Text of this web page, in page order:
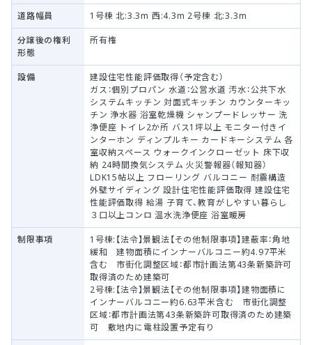
道路幅員 1号棟 北:3.3m 西:4.3m 2号棟 北:3.3m
分譲後の権利
形態
所有権
設備
建設住宅性能評価取得（予定含む）
ガス：個別プロパン 水道：公営水道 汚水：公共下水
システムキッチン 対面式キッチン カウンターキッ
チン 浄水器 浴室乾燥機 シャンプードレッサー 洗
浄便座 トイレ2か所 バス1坪以上 モニター付きイ
ンターホン ディンプルキー カードキーシステム 各
室収納スペース ウォークインクローゼット 床下収
納 24時間換気システム 火災警報器（報知器）
LDK15帖以上 フローリング バルコニー 耐震構造
外壁サイディング 設計住宅性能評価取得 建設住宅
性能評価取得 給湯 子育て、教育がしやすい暮らし
３口以上コンロ 温水洗浄便座 浴室暖房
制限事項
1号棟:【法令】景観法【その他制限事項】建蔽率：角地
緩和 建物面積にインナーバルコニー約4.97平米
含む 市街化調整区域：都市計画法第43条新築許可
取得済のため建築可
2号棟:【法令】景観法【その他制限事項】建物面積に
インナーバルコニー約6.63平米含む 市街化調整
区域：都市計画法第43条新築許可取得済のため建築
可 敷地内に電柱設置予定有り